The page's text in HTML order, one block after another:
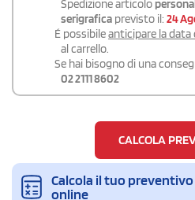
Spedizione articolo
serigrafica previsto il: 24
É possibileanticipare la data
al carrello.
Se hai bisogno di una
02 2111 8602
CALCOLA
Calcola il tuo
online